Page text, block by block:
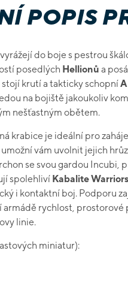
POPIS
vyrážejí do boje s pestrou
posedlých Hellionů a
stojí krutí a takticky schopní
na bojiště jakoukoliv
nešťastným obětem.
krabice je ideální pro
umožní vám uvolnit jejich
se svou gardou
spolehliví Kabalite Warriors
i kontaktní boj. Podporu
armádě rychlost,
linie.
miniatur):